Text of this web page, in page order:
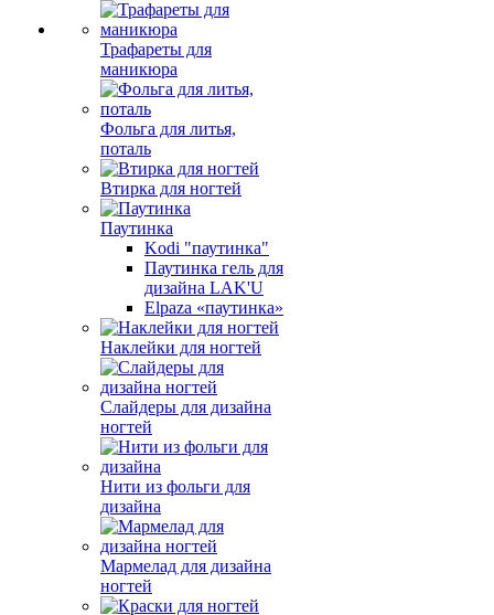
Трафареты для
маникюра
Фольга для литья,
поталь
Втирка для ногтей
Паутинка
Kodi "паутинка"
Паутинка гель для
дизайна LAK'U
Elpaza «паутинка»
Наклейки для ногтей
Слайдеры для дизайна
ногтей
Нити из фольги для
дизайна
Мармелад для дизайна
ногтей